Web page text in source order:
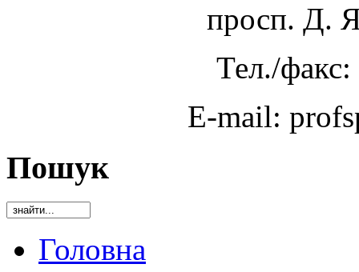
просп. Д.
Тел./
E-mail:
Пошук
Головна